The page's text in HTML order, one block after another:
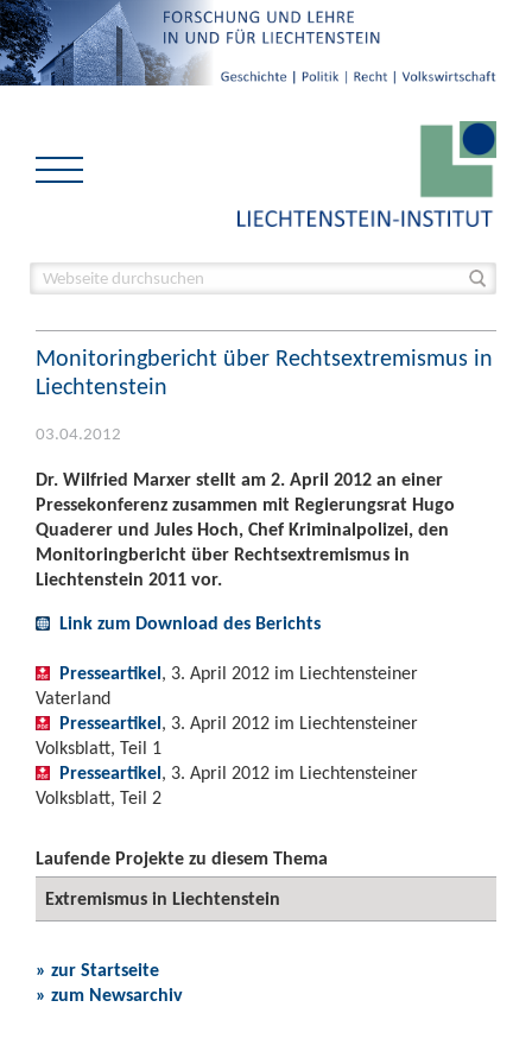
Monitoringbericht über Rechtsextremismus in
Liechtenstein
03.04.2012
Dr. Wilfried Marxer stellt am 2. April 2012 an einer
Pressekonferenz zusammen mit Regierungsrat Hugo
Quaderer und Jules Hoch, Chef Kriminalpolizei, den
Monitoringbericht über Rechtsextremismus in
Liechtenstein 2011 vor.
Link zum Download des Berichts
Presseartikel, 3. April 2012 im Liechtensteiner
Vaterland
Presseartikel, 3. April 2012 im Liechtensteiner
Volksblatt, Teil 1
Presseartikel, 3. April 2012 im Liechtensteiner
Volksblatt, Teil 2
Laufende Projekte zu diesem Thema
Extremismus in Liechtenstein
» zur Startseite
» zum Newsarchiv